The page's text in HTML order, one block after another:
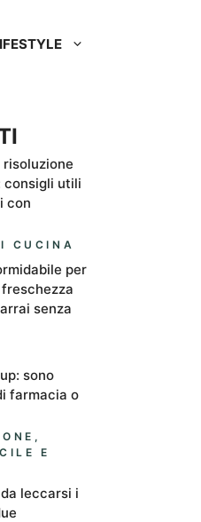
consigli utili
con
CUCINA
per
senza
sono
farmacia o
,
E
leccarsi i